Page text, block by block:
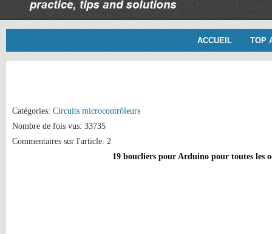
ACCUEIL TOP
Catégories: Circuits microcontrôleurs
Nombre de fois vus: 33735
Commentaires sur l'article: 2
19 boucliers pour Arduino pour toutes les